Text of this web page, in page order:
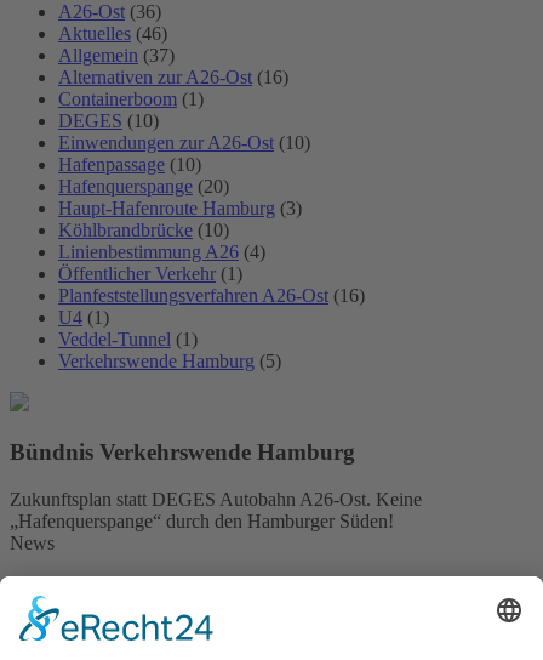
A26-Ost (36)
Aktuelles (46)
Allgemein (37)
Alternativen zur A26-Ost (16)
Containerboom (1)
DEGES (10)
Einwendungen zur A26-Ost (10)
Hafenpassage (10)
Hafenquerspange (20)
Haupt-Hafenroute Hamburg (3)
Köhlbrandbrücke (10)
Linienbestimmung A26 (4)
Öffentlicher Verkehr (1)
Planfeststellungsverfahren A26-Ost (16)
U4 (1)
Veddel-Tunnel (1)
Verkehrswende Hamburg (5)
Bündnis Verkehrswende Hamburg
Zukunftsplan statt DEGES Autobahn A26-Ost. Keine
„Hafenquerspange“ durch den Hamburger Süden!
News
Georg
13. Mai 2024